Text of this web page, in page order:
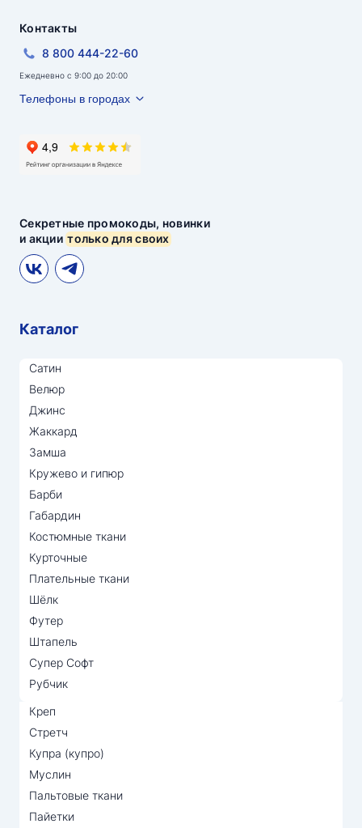
Секретные промокоды, новинки
и акциитолько для своих
Контакты
8 800 444-22-60
Ежедневно с 9:00 до 20:00
Телефоны в городах
Каталог
Сатин
Велюр
Джинс
Жаккард
Замша
Кружево и гипюр
Барби
Габардин
Костюмные ткани
Курточные
Плательные ткани
Шёлк
Футер
Штапель
Супер Софт
Рубчик
Креп
Стретч
Купра (купро)
Муслин
Пальтовые ткани
Пайетки